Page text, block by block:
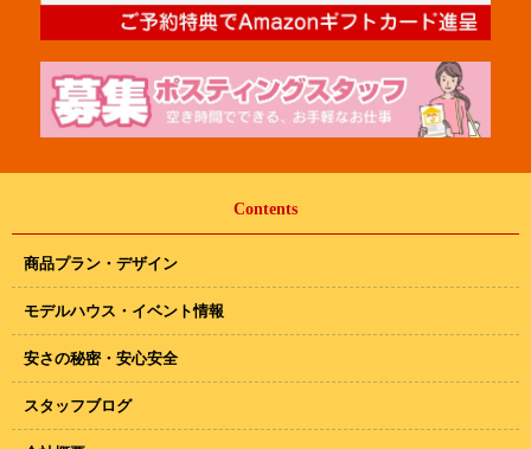
Contents
商品プラン・デザイン
モデルハウス・イベント情報
安さの秘密・安心安全
スタッフブログ